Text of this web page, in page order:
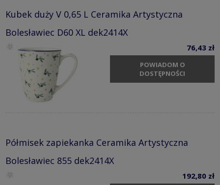
Kubek duży V 0,65 L Ceramika Artystyczna
Bolesławiec D60 XL dek2414X
76,43 zł
POWIADOM O
DOSTĘPNOŚCI
Półmisek zapiekanka Ceramika Artystyczna
Bolesławiec 855 dek2414X
192,80 zł